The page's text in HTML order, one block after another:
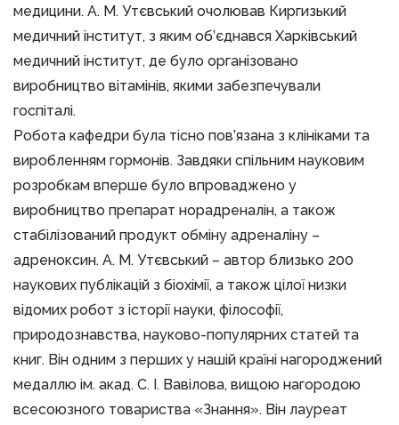
медицини. А. М. Утєвський очолював Киргизький
медичний інститут, з яким об’єднався Харківський
медичний інститут, де було організовано
виробництво вітамінів, якими забезпечували
госпіталі.
Робота кафедри була тісно пов’язана з клініками та
виробленням гормонів. Завдяки спільним науковим
розробкам вперше було впроваджено у
виробництво препарат норадреналін, а також
стабілізований продукт обміну адреналіну –
адреноксин. А. М. Утєвський – автор близько 200
наукових публікацій з біохімії, а також цілої низки
відомих робот з історії науки, філософії,
природознавства, науково-популярних статей та
книг. Він одним з перших у нашій країні нагороджений
медаллю ім. акад. С. І. Вавілова, вищою нагородою
всесоюзного товариства «Знання». Він лауреат